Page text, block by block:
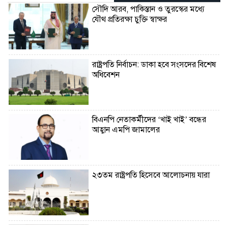
সৌদি আরব, পাকিস্তান ও তুরস্কের মধ্যে
যৌথ প্রতিরক্ষা চুক্তি স্বাক্ষর
রাষ্ট্রপতি নির্বাচন: ডাকা হবে সংসদের বিশেষ
অধিবেশন
বিএনপি নেতাকর্মীদের ‘খাই খাই’ বন্ধের
আহ্বান এমপি জামালের
২৩তম রাষ্ট্রপতি হিসেবে আলোচনায় যারা